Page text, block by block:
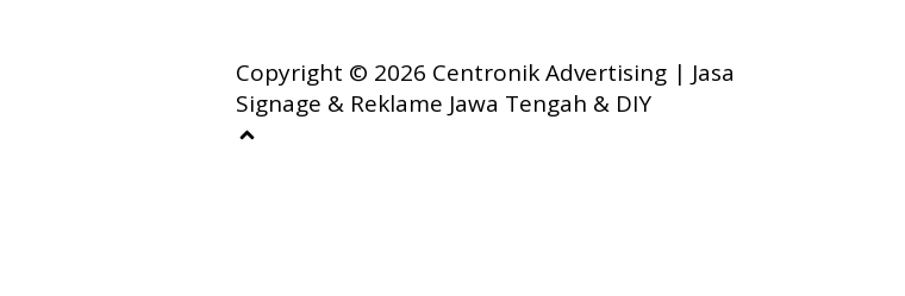
Copyright © 2026 Centronik Advertising | Jasa
Signage & Reklame Jawa Tengah & DIY